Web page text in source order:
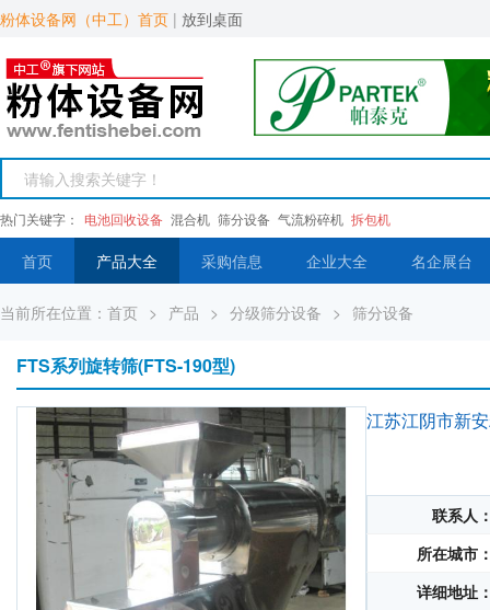
粉体设备网（中工）首页 | 放到桌面
热门关键字： 电池回收设备 混合机 筛分设备 气流粉碎机 拆包机
首页 产品大全 采购信息 企业大全 名企展台
当前所在位置： 首页 > 产品 > 分级筛分设备 > 筛分设备
FTS系列旋转筛(FTS-190型)
江苏江阴市新
联系人
所在城市
详细地址